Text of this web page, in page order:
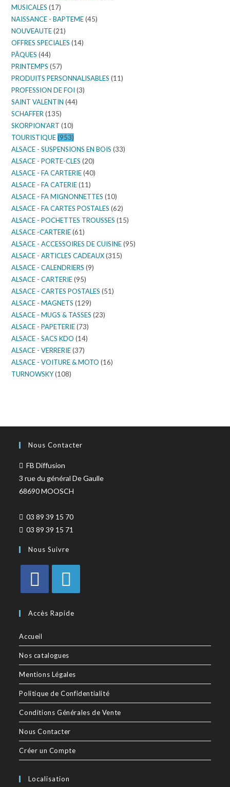
MUSICALES (17)
NAISSANCE - BAPTEME (45)
NOUVEAUTE (21)
OFFRES SPECIALES (14)
PÂQUES (44)
PRINTEMPS (57)
PRODUITS PERSONNALISABLES (11)
PROFESSION DE FOI (3)
SAINT VALENTIN (44)
SCHAFFER (135)
SKORPION'ART (10)
TOURISTIQUE (953)
ALSACE - SUSPENSIONS EN BOIS (33)
ALSACE - PORTE-CLES (20)
ALSACE - FA CARTERIE (40)
ALSACE - FA CATERIE (11)
ALSACE - FA MIGNONNETTES (10)
ALSACE - FA CARTES POSTALES (62)
ALSACE - POCHETTES TROUSSES (15)
ALSACE -CARTERIE (61)
ALSACE - ACCESSOIRES DE CUISINE (95)
ALSACE - ARTICLES CADEAUX (315)
ALSACE - CALENDRIERS (9)
ALSACE - CARTERIE (95)
ALSACE - CARTES POSTALES (51)
ALSACE - MAGNETS (129)
ALSACE - MUGS & TASSES (23)
ALSACE - PAPETERIE (73)
ALSACE - SACS KDO (14)
ALSACE - VERRERIE (37)
ALSACE - VOITURE & MOTO (16)
TURNOWSKY(108)
Nous Contacter
FB Diffusion
3 rue du général De Gaulle
68690 MOOSCH
03 89 39 15 70
03 89 39 15 71
Nous Suivre
Accès Rapide
Accueil
Nos catalogues
Mentions Légales
Politique de Confidentialité
Conditions Générales de Vente
Nous Contacter
Créer un Compte
Localisation